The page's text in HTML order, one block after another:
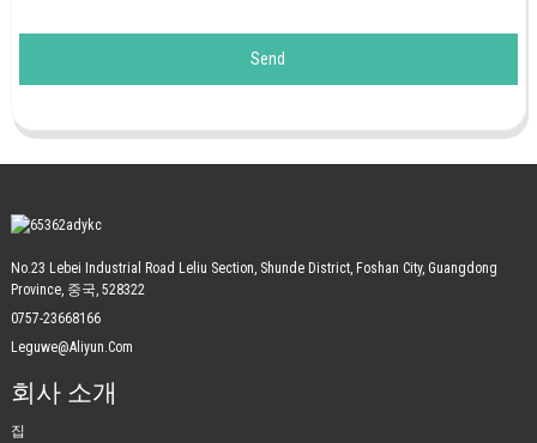
Send
No.23 Lebei Industrial Road Leliu Section, Shunde District, Foshan City, Guangdong
Province, 중국, 528322
0757-23668166
Leguwe@aliyun.com
회사 소개
집